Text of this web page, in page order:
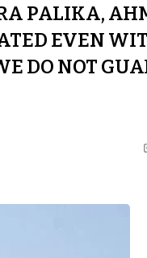
PALIKA,
EVEN
DO NOT